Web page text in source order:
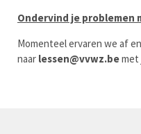
Ondervind je problemen
Momenteel ervaren we af
naar lessen@vvwz.bemet